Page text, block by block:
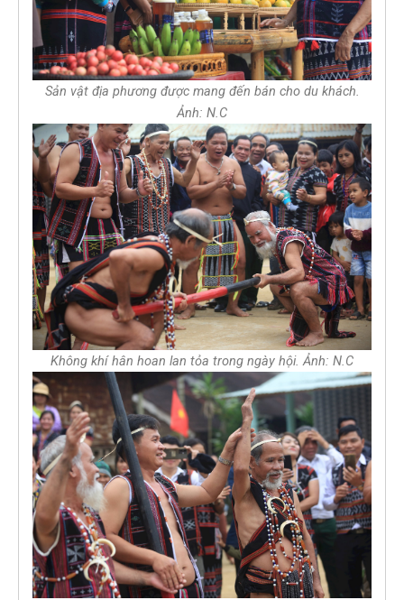
Sản vật địa phương được mang đến bán cho du khách.
Ảnh: N.C
Không khí hân hoan lan tỏa trong ngày hội. Ảnh: N.C